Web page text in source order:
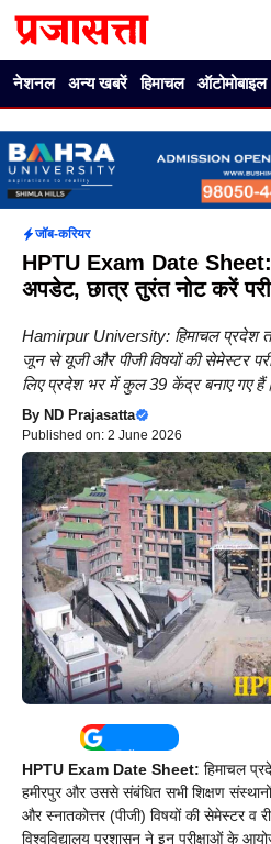
नेशनल अन्य खबरें हिमाचल ऑटोमोबाइल
जॉब-करियर
HPTU Exam Date
अपडेट, छात्र तुरंत नोट करें
Hamirpur University: हिमाचल प्रदेश
जून से यूजी और पीजी विषयों की सेमेस्टर
लिए प्रदेश भर में कुल 39 केंद्र बनाए गए
By ND Prajasatta
Published on: 2 June 2026
HPTU Exam Date Sheet: हिमाचल
हमीरपुर और उससे संबंधित सभी शिक्षण
और स्नातकोत्तर (पीजी) विषयों की सेमेस्टर व
विश्वविद्यालय प्रशासन ने इन परीक्षाओं के